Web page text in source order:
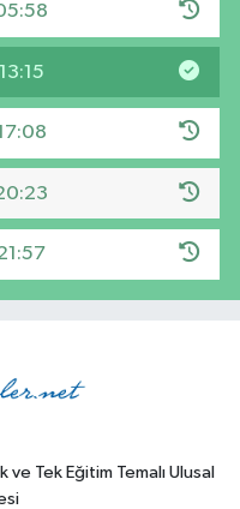
13:15
Tek Eğitim Temalı Ulusal